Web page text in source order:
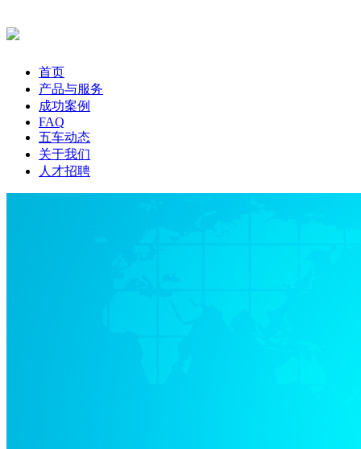
首页
产品与服务
成功案例
FAQ
五车动态
关于我们
人才招聘